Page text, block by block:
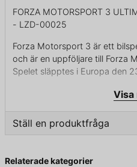
FORZA MOTORSPORT 3
- LZD-00025
Forza Motorsport 3 är ett
och är en uppföljare till Forza
Spelet släpptes i Europa den
KOMPLETT I BOX
Visa
Ställ en produktfråga
Fråga oss något om
Relaterade kategorier